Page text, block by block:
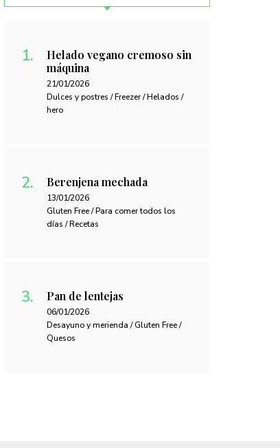
Helado vegano cremoso sin
máquina
21/01/2026
Dulces y postres / Freezer / Helados /
hero
Berenjena mechada
13/01/2026
Gluten Free / Para comer todos los
días / Recetas
Pan de lentejas
06/01/2026
Desayuno y merienda / Gluten Free /
Quesos